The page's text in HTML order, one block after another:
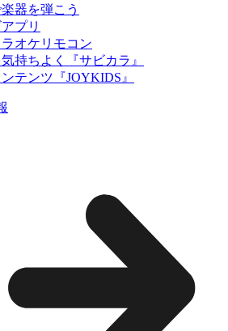
器を弾こう
プリ
オケリモコン
持ちよく『サビカラ』
テンツ『JOYKIDS』